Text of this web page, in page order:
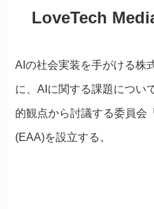
LoveTech
AIの社会実装を手がける株
に、AIに関する課題につい
的観点から討議する委員会
(EAA)を設立する。